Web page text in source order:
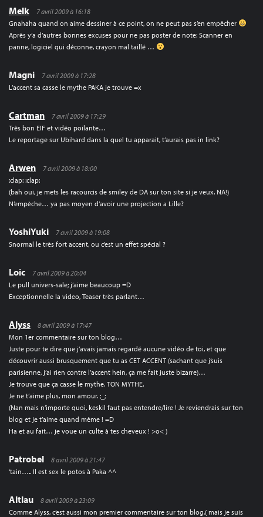
Melk
7 avril 2009 à 16:18
Gnahaha quand on aime dessiner à ce point, on ne peut pas s’en empêcher
Après y’a d’autres bonnes excuses pour ne pas poster de note: Scanner en
panne, logiciel qui déconne, crayon mal taillé …
Magni
7 avril 2009 à 17:28
L’accent sa casse le mythe PAKA je trouve =x
Cartman
7 avril 2009 à 17:29
Très bon EIF et vidéo poilante…
Le reportage sur Ubihard dans la quel tu apparait, t’aurais pas in link?
Arwen
7 avril 2009 à 18:00
:clap: :clap:
(bah oui, je mets les racourcis de smiley de DA sur ton site si je veux. NA!)
N’empèche… ya pas moyen d’avoir une projection a Lille?
YoshiYuki
7 avril 2009 à 19:08
Snormal le très fort accent, ou c’est un effet spécial ?
Loic
7 avril 2009 à 20:04
Le pull univers-sale; j’aime beaucoup =D
Exceptionnelle la video, Teaser très parlant…
Alyss
8 avril 2009 à 17:47
Mon 1er commentaire sur ton blog…
Juste pour te dire que j’avais jamais regardé aucune vidéo de toi, et que
découvrir aussi brusquement que tu as CET ACCENT (sachant que j’suis
parisienne, j’ai rien contre l’accent hein, ça me fait juste bizarre)…
Je trouve que ça casse le mythe. TON MYTHE.
Je ne t’aime plus, mon amour. ;_;
(Nan mais n’importe quoi, keskil faut pas entendre/lire ! Je reviendrais sur ton
blog et je t’aime quand même ! =D
Ha et au fait… je voue un culte à tes cheveux ! >o< )
Patrobel
8 avril 2009 à 21:47
‘tain….. Il est sex le potos à Paka ^^
Altlau
8 avril 2009 à 23:09
Comme Alyss, c’est aussi mon premier commentaire sur ton blog,( mais je suis